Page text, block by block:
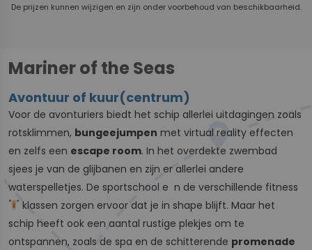
De prijzen kunnen wijzigen en zijn onder voorbehoud van beschikbaarheid.
Mariner of the Seas
Avontuur of kuur(centrum)
Voor de avonturiers biedt het schip allerlei uitdagingen zoals
rotsklimmen, bungeejumpen met virtual reality effecten
en zelfs een escape room. In het overdekte zwembad
sjees je van de glijbanen en zijn er allerlei andere
waterspelletjes. De sportschool e n de verschillende fitness
klassen zorgen ervoor dat je in shape blijft. Maar het
schip heeft ook een aantal rustige plekjes om te
ontspannen, zoals de spa en de schitterende promenade